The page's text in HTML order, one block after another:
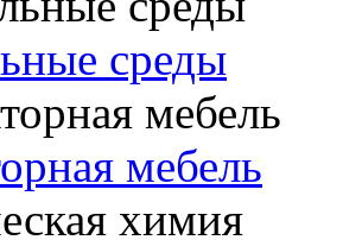
среды
мебель